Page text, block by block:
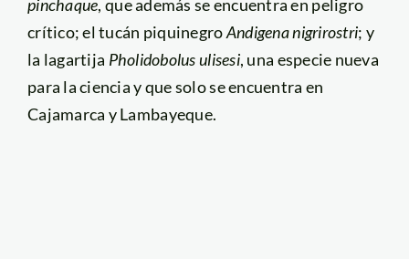
pinchaque, que además se encuentra en peligro
crítico; el tucán piquinegroAndigena nigrirostri; y
la lagartija Pholidobolus ulisesi, una especie nueva
para la ciencia y que solo se encuentra en
Cajamarca y Lambayeque.